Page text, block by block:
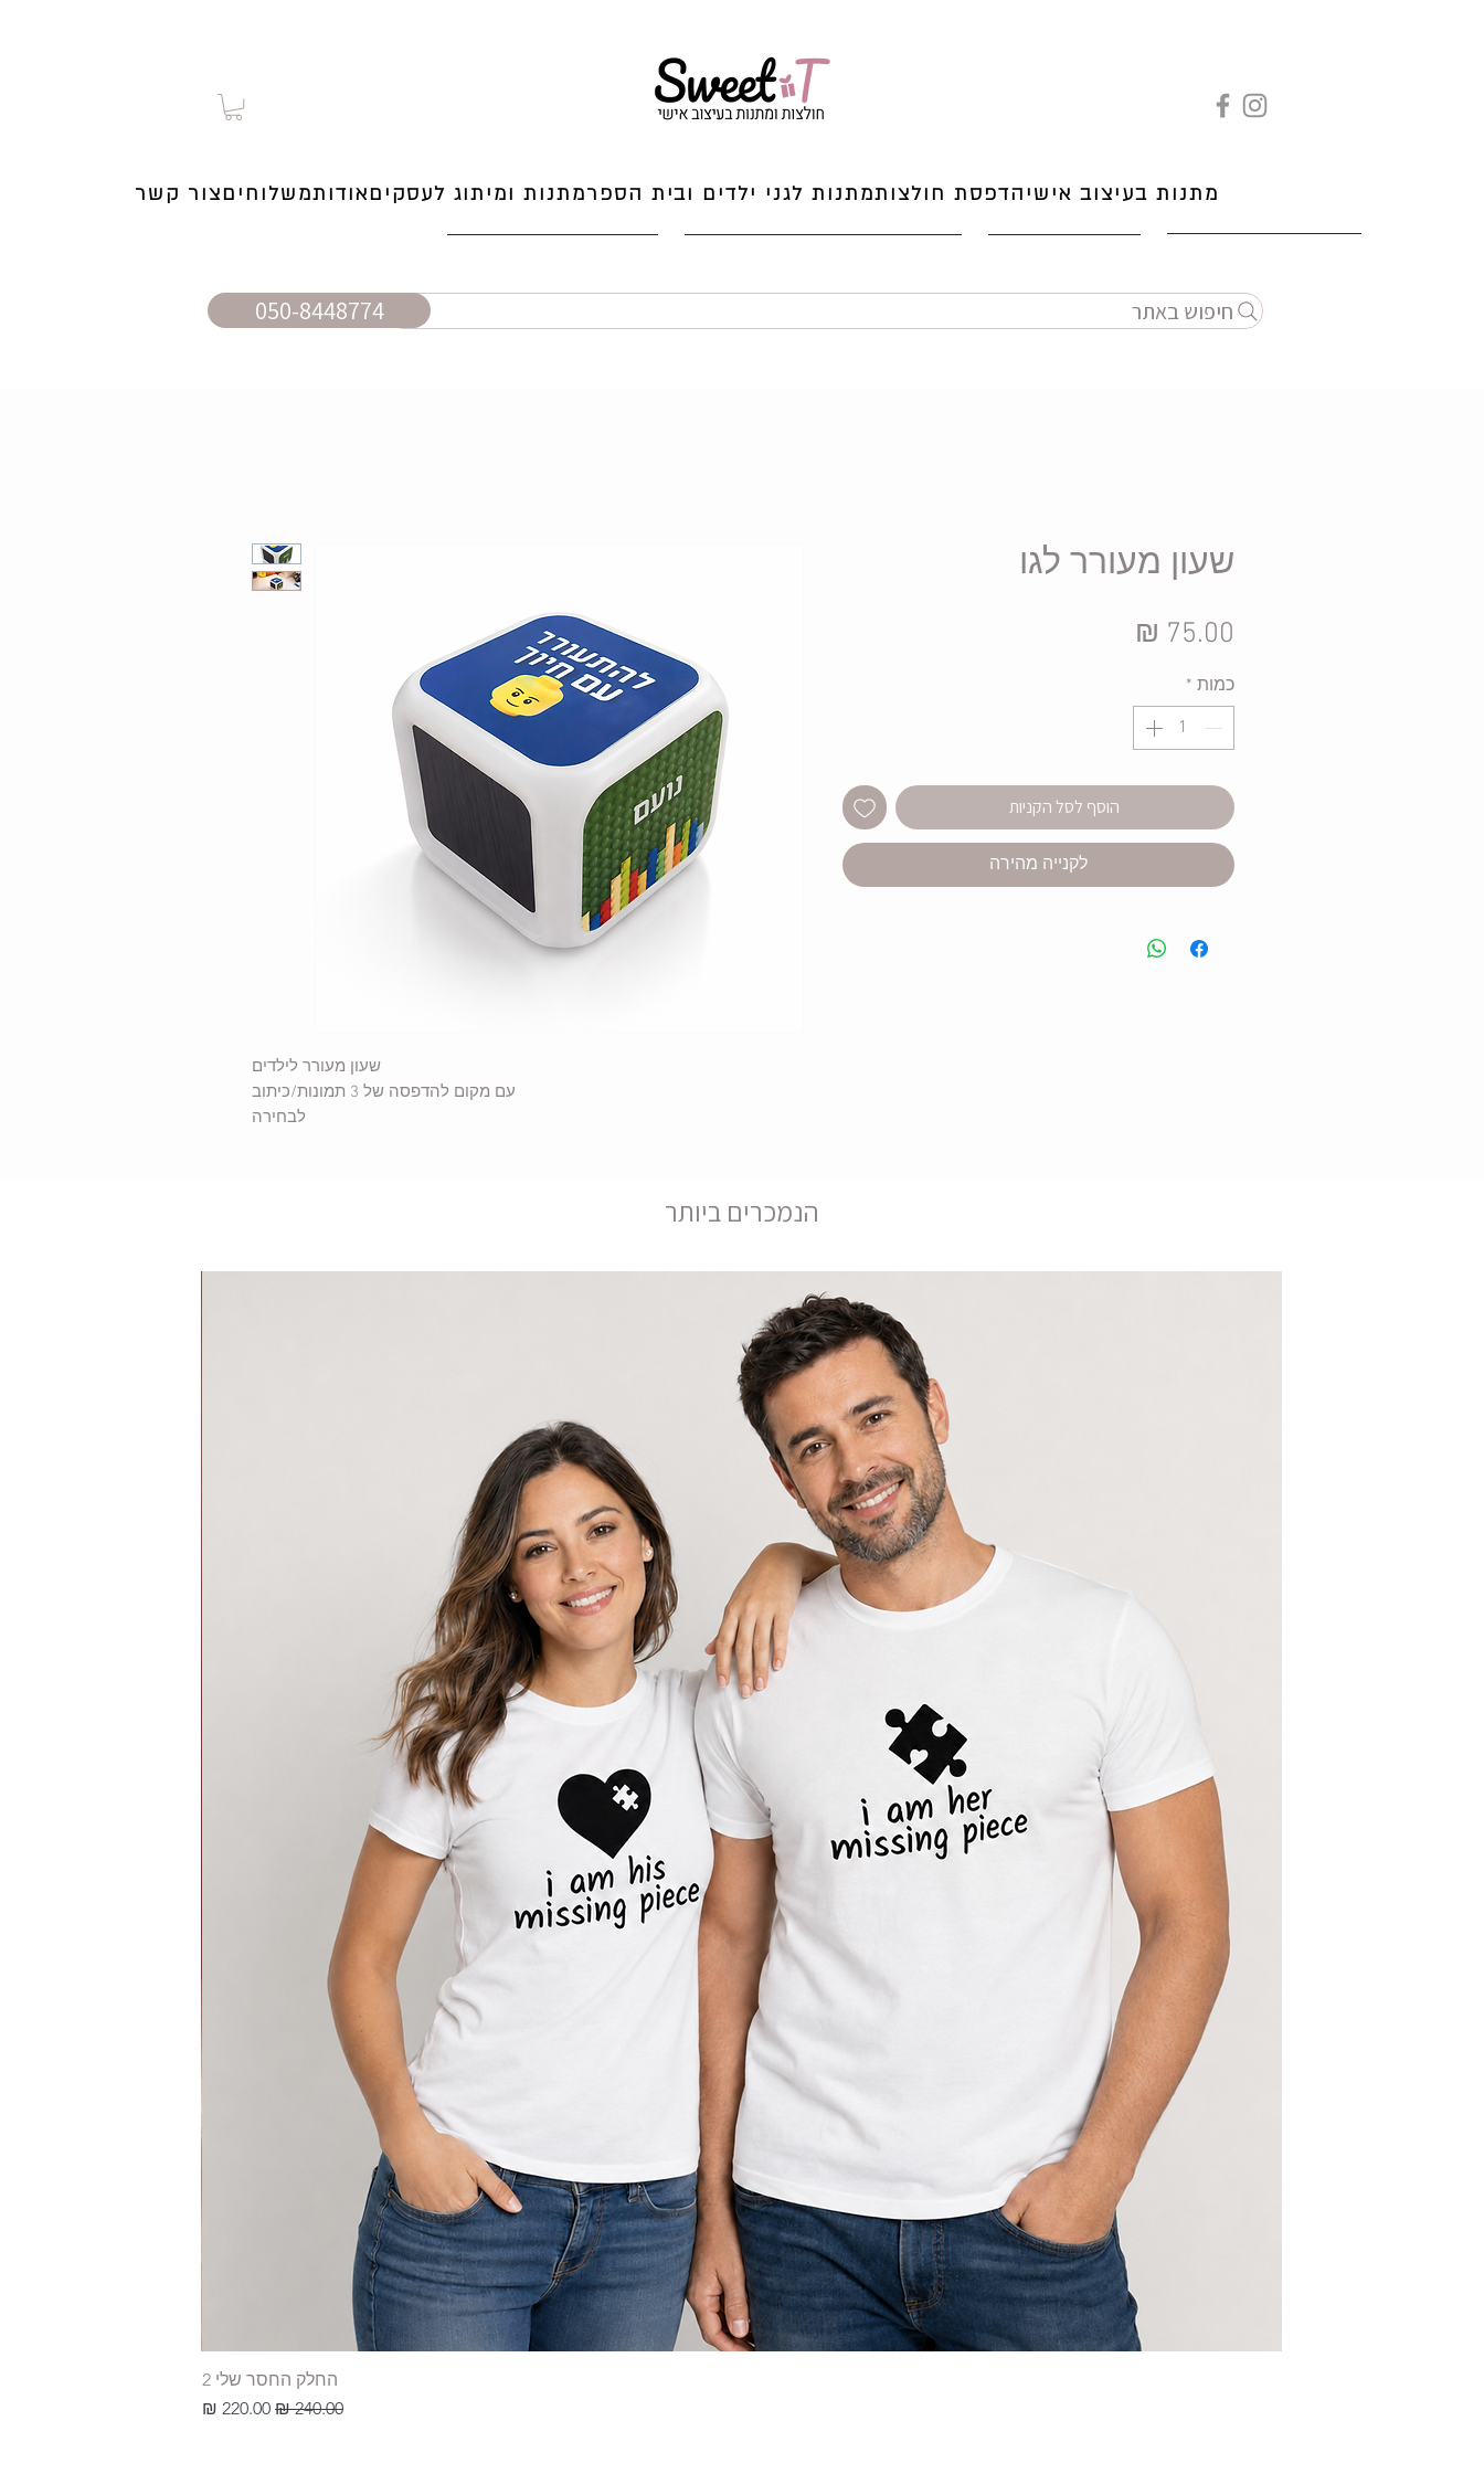
צור קשרמשלוחיםאודותמתנות ומיתוג לעסקיםמתנות לגני ילדים ובית הספרהדפסת חולצותמתנות בעיצוב אישי
חיפוש באתר 050-8448774
שעון מעורר לילדים
עם מקום להדפסה של 3 תמונות/כיתוב
לבחירה
שעון מעורר לגו
כמות *
הוסף לסל הקניות
לקנייה מהירה
הנמכרים ביותר
החלק החסר שלי 2
מחיר רגיל מחיר מבצע